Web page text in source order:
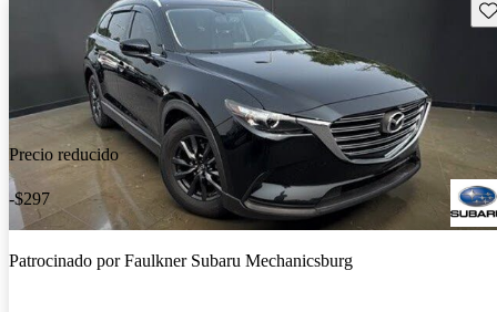
Precio reducido
-$297
Patrocinado porFaulkner Subaru Mechanicsburg